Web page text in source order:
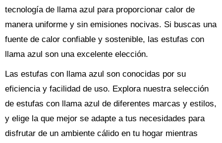
tecnología de llama azul para proporcionar calor de
manera uniforme y sin emisiones nocivas. Si buscas una
fuente de calor confiable y sostenible, las estufas con
llama azul son una excelente elección.
Las estufas con llama azul son conocidas por su
eficiencia y facilidad de uso. Explora nuestra selección
de estufas con llama azul de diferentes marcas y estilos,
y elige la que mejor se adapte a tus necesidades para
disfrutar de un ambiente cálido en tu hogar mientras